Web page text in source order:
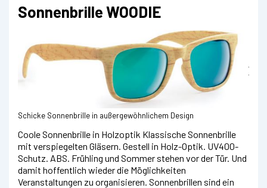
Sonnenbrille WOODIE
Schicke Sonnenbrille in außergewöhnlichem Design
Coole Sonnenbrille in Holzoptik Klassische Sonnenbrille
mit verspiegelten Gläsern. Gestell in Holz-Optik. UV400-
Schutz. ABS. Frühling und Sommer stehen vor der Tür. Und
damit hoffentlich wieder die Möglichkeiten
Veranstaltungen zu organisieren. Sonnenbrillen sind ein